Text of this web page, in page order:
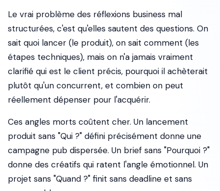
Le vrai problème des réflexions business mal
structurées, c'est qu'elles sautent des questions. On
sait quoi lancer (le produit), on sait comment (les
étapes techniques), mais on n'a jamais vraiment
clarifié qui est le client précis, pourquoi il achèterait
plutôt qu'un concurrent, et combien on peut
réellement dépenser pour l'acquérir.
Ces angles morts coûtent cher. Un lancement
produit sans "Qui ?" défini précisément donne une
campagne pub dispersée. Un brief sans "Pourquoi ?"
donne des créatifs qui ratent l'angle émotionnel. Un
projet sans "Quand ?" finit sans deadline et sans